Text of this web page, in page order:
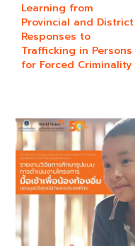
Learning from
Provincial and District
Responses to
Trafficking in Persons
for Forced Criminality